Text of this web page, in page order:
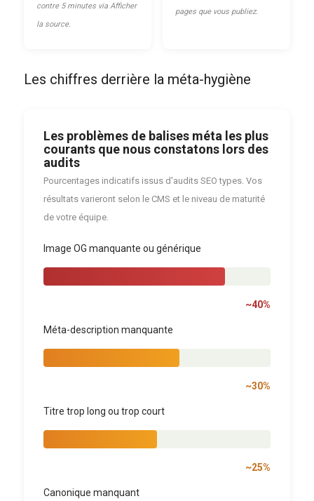
contre 5 minutes via Afficher
la source.
pages que vous publiez.
Les chiffres derrière la méta-hygiène
Les problèmes de balises méta les plus
courants que nous constatons lors des
audits
Pourcentages indicatifs issus d'audits SEO types. Vos
résultats varieront selon le CMS et le niveau de maturité
de votre équipe.
Image OG manquante ou générique
~40%
Méta-description manquante
~30%
Titre trop long ou trop court
~25%
Canonique manquant